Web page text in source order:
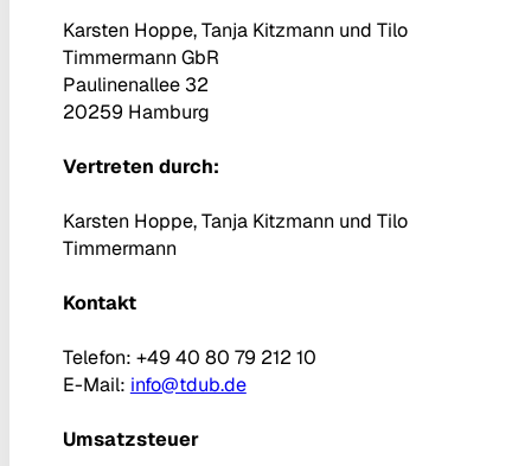
Karsten Hoppe, Tanja Kitzmann und Tilo
Timmermann GbR
Paulinenallee 32
20259 Hamburg
Vertreten durch:
Karsten Hoppe, Tanja Kitzmann und Tilo
Timmermann
Kontakt
Telefon: +49 40 80 79 212 10
E-Mail: info@tdub.de
Umsatzsteuer